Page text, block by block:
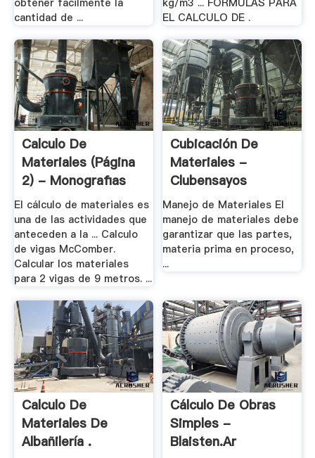
obtener facilmente la
cantidad de ...
kg/m3 ... FORMULAS PARA
EL CALCULO DE .
Calculo De
Materiales (página
2) - Monografias
El cálculo de materiales es
una de las actividades que
anteceden a la ... Calculo
de vigas McComber.
Calcular los materiales
para 2 vigas de 9 metros. ...
Cubicación De
Materiales -
Clubensayos
Manejo de Materiales El
manejo de materiales debe
garantizar que las partes,
materia prima en proceso,
...
Calculo De
Materiales De
Albañilería .
Cálculo De Obras
Simples -
Blaisten.ar